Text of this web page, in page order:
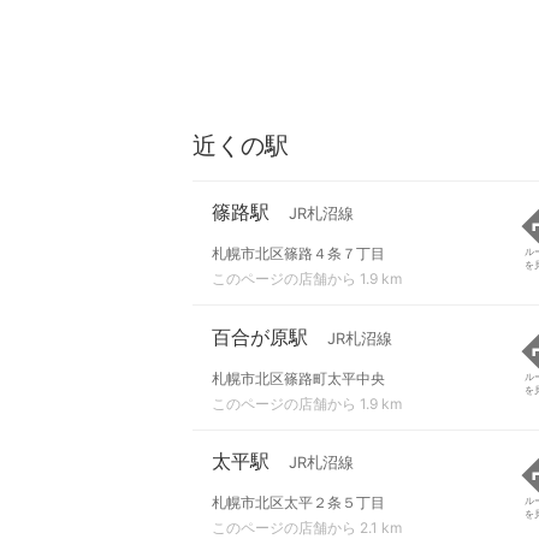
近くの駅
篠路駅 JR札沼線
札幌市北区篠路４条７丁目
このページの店舗から 1.9 km
ル
を
百合が原駅 JR札沼線
札幌市北区篠路町太平中央
このページの店舗から 1.9 km
ル
を
太平駅 JR札沼線
札幌市北区太平２条５丁目
このページの店舗から 2.1 km
ル
を